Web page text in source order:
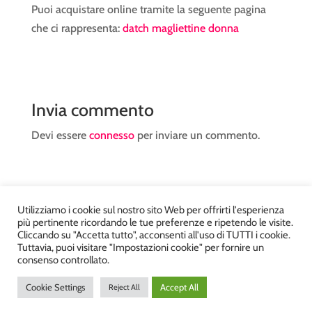
Puoi acquistare online tramite la seguente pagina
che ci rappresenta: datch magliettine donna
Invia commento
Devi essere connessoper inviare un commento.
Atelier Kyriad da Mary – via Carducci, 12 – Chiavenna –
Sondrio P.Iva 00812910149 – Tel. 0343 36560 – Sito
Utilizziamo i cookie sul nostro sito Web per offrirti l'esperienza
più pertinente ricordando le tue preferenze e ripetendo le visite.
Cliccando su "Accetta tutto", acconsenti all'uso di TUTTI i cookie.
Tuttavia, puoi visitare "Impostazioni cookie" per fornire un
consenso controllato.
Cookie Settings Reject All Accept All